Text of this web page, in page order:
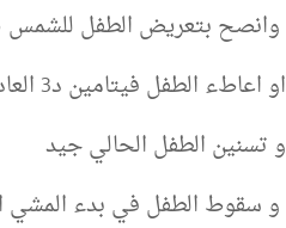
وانصح بتعريض الطفل للشمس
او اعاطء الطفل فيتامين د3 العادي بمقدار 400 وحدة كل يوم
و تسنين الطفل الحالي جيد
و سقوط الطفل في بدء المشي